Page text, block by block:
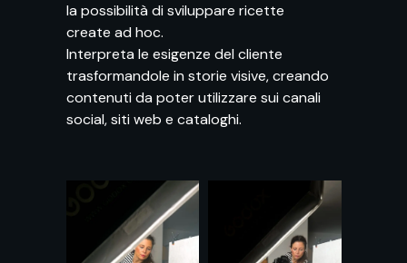
la possibilità di sviluppare ricette
create ad hoc.
Interpreta le esigenze del cliente
trasformandole in storie visive, creando
contenuti da poter utilizzare sui canali
social, siti web e cataloghi.